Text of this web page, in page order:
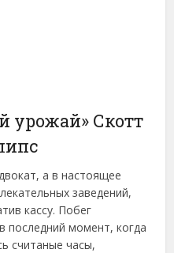
урожай» Скотт
а в настоящее
заведений,
кассу. Побег
последний момент, когда
считаные часы,